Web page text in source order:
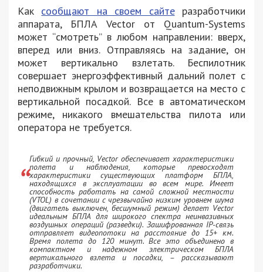
Как сообщают на своем сайтеразработчики
аппарата, БПЛА Vector от Quantum-Systems
может “смотреть” в любом направлении: вверх,
вперед или вниз. Отправляясь на задание, он
может вертикально взлетать. Беспилотник
совершает энергоэффективный дальний полет с
неподвижным крылом и возвращается на место с
вертикальной посадкой. Все в автоматическом
режиме, никакого вмешательства пилота или
оператора не требуется.
Гибкий и прочный, Vector обеспечивает характеристики
полета и наблюдения, которые превосходят
характеристики существующих платформ БПЛА,
находящихся в эксплуатации во всем мире. Имеет
способность работать на самой сложной местности
(VTOL) в сочетании с чрезвычайно низким уровнем шума
(двигатель выключен, бесшумный режим) делает Vector
идеальным БПЛА для широкого спектра неинвазивных
воздушных операций (разведки). Зашифрованная IP-связь
отправляет видеопотоки на расстояние до 15+ км.
Время полета до 120 минут. Все это объединено в
компактном и надежном электрическом БПЛА
вертикального взлета и посадки, – рассказывают
разработчики.